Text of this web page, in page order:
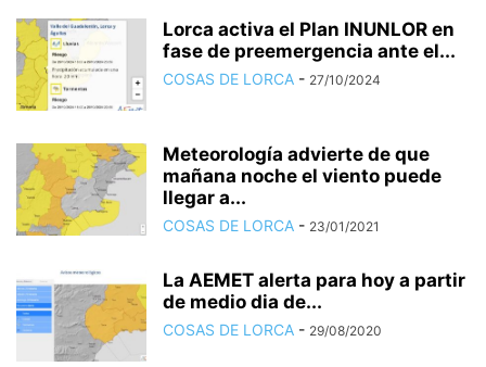
Lorca activa el Plan INUNLOR en
fase de preemergencia ante el...
COSAS DE LORCA - 27/10/2024
Meteorología advierte de que
mañana noche el viento puede
llegar a...
COSAS DE LORCA - 23/01/2021
La AEMET alerta para hoy a partir
de medio dia de...
COSAS DE LORCA - 29/08/2020